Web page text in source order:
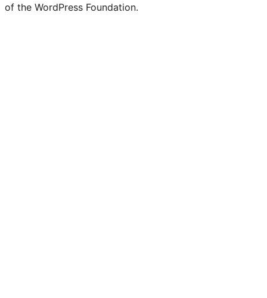
of the WordPress Foundation.